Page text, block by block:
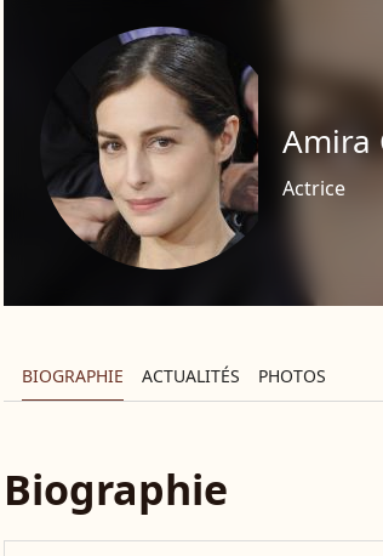
Amira
Actrice
BIOGRAPHIE ACTUALITÉS PHOTOS
Biographie